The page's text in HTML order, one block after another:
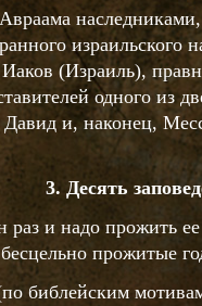
Авраама
израильского
(Израиль),
одного из
Давид и, наконец,
3. Десять
раз и надо прожить
прожитые
библейским